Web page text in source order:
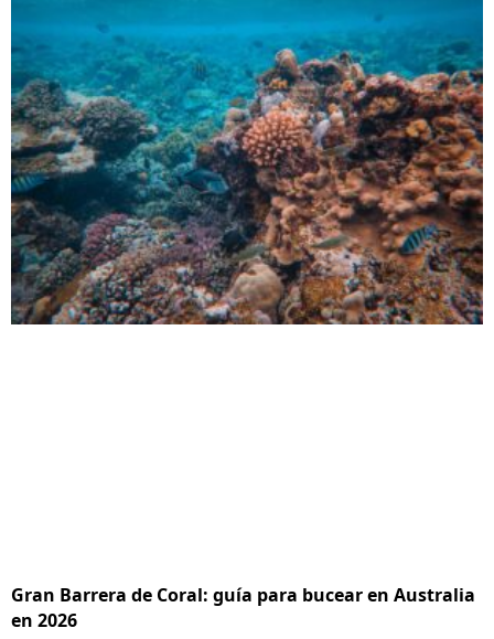
Gran Barrera de Coral: guía para bucear en Australia
en 2026